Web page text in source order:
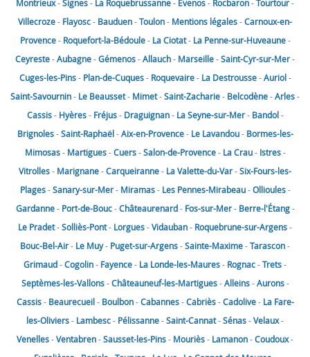
Montrieux-Signes- La Roquebrussanne- Évenos- Rocbaron-Tourtour-
Villecroze- Flayosc- Bauduen-Toulon- Mentions légales-Carnoux-en-
Provence- Roquefort-la-Bédoule- La Ciotat- La Penne-sur-Huveaune-
Ceyreste-Aubagne-Gémenos-Allauch- Marseille-Saint-Cyr-sur-Mer-
Cuges-les-Pins- Plan-de-Cuques- Roquevaire- La Destrousse-Auriol-
Saint-Savournin- Le Beausset- Mimet-Saint-Zacharie- Belcodène-Arles-
Cassis- Hyères- Fréjus- Draguignan- La Seyne-sur-Mer- Bandol-
Brignoles-Saint-Raphaël-Aix-en-Provence- Le Lavandou- Bormes-les-
Mimosas- Martigues-Cuers-Salon-de-Provence- La Crau- Istres-
Vitrolles- Marignane-Carqueiranne- La Valette-du-Var-Six-Fours-les-
Plages-Sanary-sur-Mer- Miramas- Les Pennes-Mirabeau-Ollioules-
Gardanne- Port-de-Bouc-Châteaurenard- Fos-sur-Mer- Berre-l'Étang-
Le Pradet-Solliès-Pont- Lorgues-Vidauban- Roquebrune-sur-Argens-
Bouc-Bel-Air- Le Muy- Puget-sur-Argens-Sainte-Maxime-Tarascon-
Grimaud-Cogolin- Fayence- La Londe-les-Maures- Rognac-Trets-
Septèmes-les-Vallons-Châteauneuf-les-Martigues-Alleins-Aurons-
Cassis- Beaurecueil- Boulbon-Cabannes-Cabriès-Cadolive- La Fare-
les-Oliviers- Lambesc- Pélissanne-Saint-Cannat-Sénas-Velaux-
Venelles-Ventabren-Sausset-les-Pins- Mouriès- Lamanon-Coudoux-